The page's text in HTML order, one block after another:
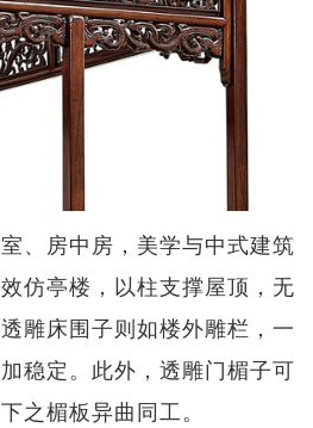
、房中房，美学与中式建筑
仿亭楼，以柱支撑屋顶，无
雕床围子则如楼外雕栏，一
稳定。此外，透雕门楣子可
之楣板异曲同工。